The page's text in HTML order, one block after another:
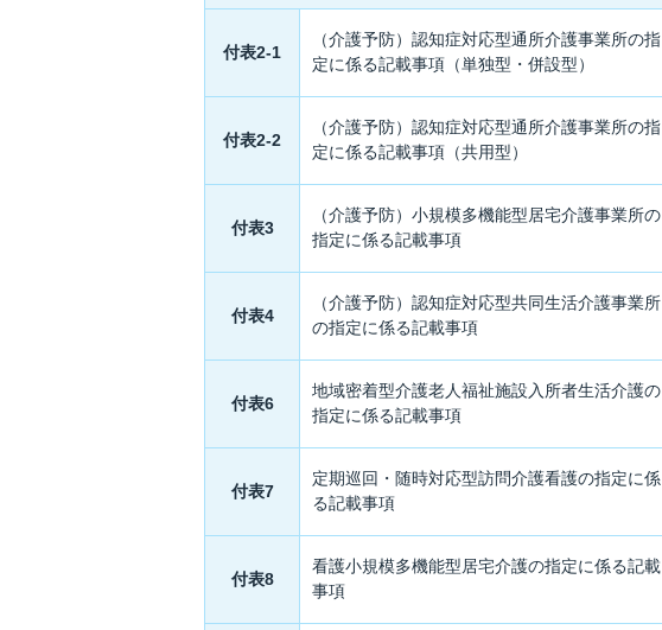
付表2-1
（介護予防）認知症対応型通所介護事業所の指
定に係る記載事項（単独型・併設型）
付表2-2
（介護予防）認知症対応型通所介護事業所の指
定に係る記載事項（共用型）
付表3
（介護予防）小規模多機能型居宅介護事業所の
指定に係る記載事項
付表4
（介護予防）認知症対応型共同生活介護事業所
の指定に係る記載事項
付表6
地域密着型介護老人福祉施設入所者生活介護の
指定に係る記載事項
付表7
定期巡回・随時対応型訪問介護看護の指定に係
る記載事項
付表8
看護小規模多機能型居宅介護の指定に係る記載
事項